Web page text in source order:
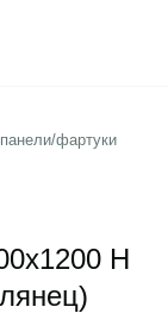
фартуки
Н